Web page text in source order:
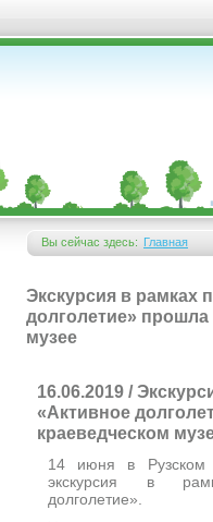
Вы сейчас здесь:
Вы здесь
Главная
Экскурсия в рамках
долголетие»
музее
16.06.2019 /
«Активное
краеведческом
14 июня в Рузском
экскурсия в
долголетие».